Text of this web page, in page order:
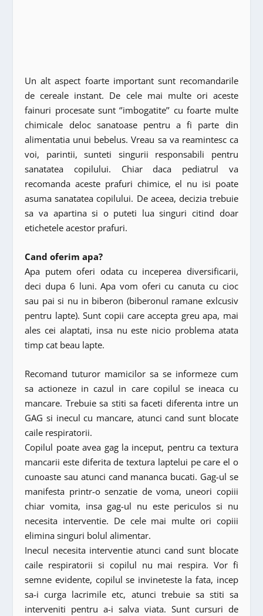
Un alt aspect foarte important sunt recomandarile
de cereale instant. De cele mai multe ori aceste
fainuri procesate sunt ‘’imbogatite’’ cu foarte multe
chimicale deloc sanatoase pentru a fi parte din
alimentatia unui bebelus. Vreau sa va reamintesc ca
voi, parintii, sunteti singurii responsabili pentru
sanatatea copilului. Chiar daca pediatrul va
recomanda aceste prafuri chimice, el nu isi poate
asuma sanatatea copilului. De aceea, decizia trebuie
sa va apartina si o puteti lua singuri citind doar
etichetele acestor prafuri.
Cand oferim apa?
Apa putem oferi odata cu inceperea diversificarii,
deci dupa 6 luni. Apa vom oferi cu canuta cu cioc
sau pai si nu in biberon (biberonul ramane exlcusiv
pentru lapte). Sunt copii care accepta greu apa, mai
ales cei alaptati, insa nu este nicio problema atata
timp cat beau lapte.
Recomand tuturor mamicilor sa se informeze cum
sa actioneze in cazul in care copilul se ineaca cu
mancare. Trebuie sa stiti sa faceti diferenta intre un
GAG si inecul cu mancare, atunci cand sunt blocate
caile respiratorii.
Copilul poate avea gag la inceput, pentru ca textura
mancarii este diferita de textura laptelui pe care el o
cunoaste sau atunci cand mananca bucati. Gag-ul se
manifesta printr-o senzatie de voma, uneori copiii
chiar vomita, insa gag-ul nu este periculos si nu
necesita interventie. De cele mai multe ori copiii
elimina singuri bolul alimentar.
Inecul necesita interventie atunci cand sunt blocate
caile respiratorii si copilul nu mai respira. Vor fi
semne evidente, copilul se invineteste la fata, incep
sa-i curga lacrimile etc, atunci trebuie sa stiti sa
interveniti pentru a-i salva viata. Sunt cursuri de